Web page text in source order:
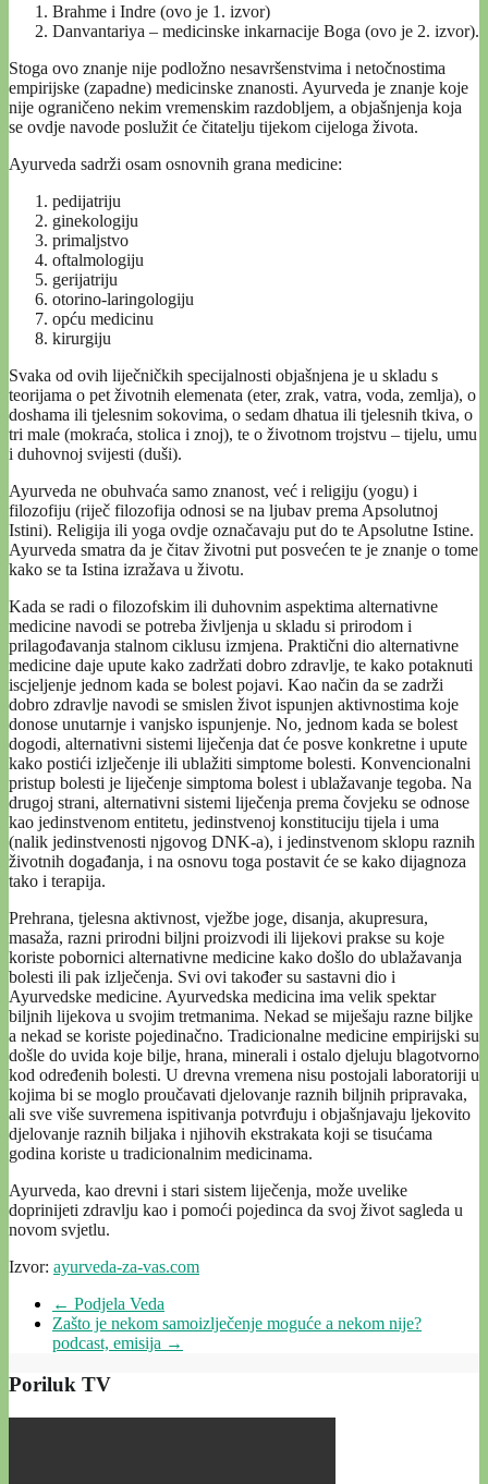
Brahme i Indre (ovo je 1. izvor)
Danvantariya – medicinske inkarnacije Boga (ovo je 2. izvor).
Stoga ovo znanje nije podložno nesavršenstvima i netočnostima
empirijske (zapadne) medicinske znanosti. Ayurveda je znanje koje
nije ograničeno nekim vremenskim razdobljem, a objašnjenja koja
se ovdje navode poslužit će čitatelju tijekom cijeloga života.
Ayurveda sadrži osam osnovnih grana medicine:
pedijatriju
ginekologiju
primaljstvo
oftalmologiju
gerijatriju
otorino-laringologiju
opću medicinu
kirurgiju
Svaka od ovih liječničkih specijalnosti objašnjena je u skladu s
teorijama o pet životnih elemenata (eter, zrak, vatra, voda, zemlja), o
doshama ili tjelesnim sokovima, o sedam dhatua ili tjelesnih tkiva, o
tri male (mokraća, stolica i znoj), te o životnom trojstvu – tijelu, umu
i duhovnoj svijesti (duši).
Ayurveda ne obuhvaća samo znanost, već i religiju (yogu) i
filozofiju (riječ filozofija odnosi se na ljubav prema Apsolutnoj
Istini). Religija ili yoga ovdje označavaju put do te Apsolutne Istine.
Ayurveda smatra da je čitav životni put posvećen te je znanje o tome
kako se ta Istina izražava u životu.
Kada se radi o filozofskim ili duhovnim aspektima alternativne
medicine navodi se potreba življenja u skladu si prirodom i
prilagođavanja stalnom ciklusu izmjena. Praktični dio alternativne
medicine daje upute kako zadržati dobro zdravlje, te kako potaknuti
iscjeljenje jednom kada se bolest pojavi. Kao način da se zadrži
dobro zdravlje navodi se smislen život ispunjen aktivnostima koje
donose unutarnje i vanjsko ispunjenje. No, jednom kada se bolest
dogodi, alternativni sistemi liječenja dat će posve konkretne i upute
kako postići izlječenje ili ublažiti simptome bolesti. Konvencionalni
pristup bolesti je liječenje simptoma bolest i ublažavanje tegoba. Na
drugoj strani, alternativni sistemi liječenja prema čovjeku se odnose
kao jedinstvenom entitetu, jedinstvenoj konstituciju tijela i uma
(nalik jedinstvenosti njgovog DNK-a), i jedinstvenom sklopu raznih
životnih događanja, i na osnovu toga postavit će se kako dijagnoza
tako i terapija.
Prehrana, tjelesna aktivnost, vježbe joge, disanja, akupresura,
masaža, razni prirodni biljni proizvodi ili lijekovi prakse su koje
koriste pobornici alternativne medicine kako došlo do ublažavanja
bolesti ili pak izlječenja. Svi ovi također su sastavni dio i
Ayurvedske medicine. Ayurvedska medicina ima velik spektar
biljnih lijekova u svojim tretmanima. Nekad se miješaju razne biljke
a nekad se koriste pojedinačno. Tradicionalne medicine empirijski su
došle do uvida koje bilje, hrana, minerali i ostalo djeluju blagotvorno
kod određenih bolesti. U drevna vremena nisu postojali laboratoriji u
kojima bi se moglo proučavati djelovanje raznih biljnih pripravaka,
ali sve više suvremena ispitivanja potvrđuju i objašnjavaju ljekovito
djelovanje raznih biljaka i njihovih ekstrakata koji se tisućama
godina koriste u tradicionalnim medicinama.
Ayurveda, kao drevni i stari sistem liječenja, može uvelike
doprinijeti zdravlju kao i pomoći pojedinca da svoj život sagleda u
novom svjetlu.
Izvor: ayurveda-za-vas.com
← Podjela Veda
Zašto je nekom samoizlječenje moguće a nekom nije?
podcast, emisija →
Poriluk TV